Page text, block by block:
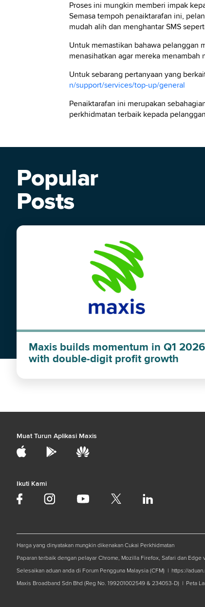
Proses ini mungkin memberi impak
Semasa tempoh penaiktarafan ini,
mudah alih dan menghantar SMS
Untuk memastikan bahawa pelanggan
menasihatkan agar mereka
Untuk sebarang pertanyaan yang
n/support/services/top-up/general
Penaiktarafan ini merupakan
perkhidmatan terbaik kepada
Popular
Posts
Maxis builds momentum in Q1 2026
with double-digit profit growth
Muat Turun Aplikasi Maxis
Ikuti Kami
Harga yang dinyatakan mungkin dikenakan Cukai Perkhidmatan
Paparan terbaik dengan pelayar Chrome, Mozilla Firefox, Safari dan Edge
Selesaikan aduan anda di Forum Pengguna Malaysia (CFM) | https://
Maxis Broadband Sdn Bhd (Reg No. 199201002549 & 234053-D) | Peta